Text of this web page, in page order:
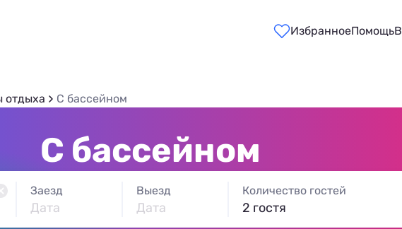
ИзбранноеПомощь
отдыха С бассейном
С бассейном
Заезд
Дата
Выезд
Дата
Количество гостей
2 гостя